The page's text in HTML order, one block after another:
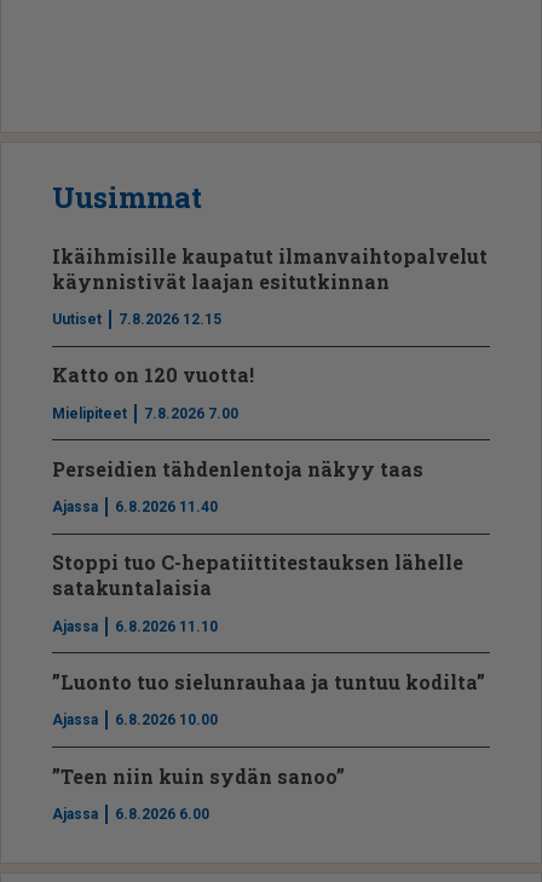
Uusimmat
Ikäihmisille kaupatut ilmanvaihtopalvelut
käynnistivät laajan esitutkinnan
Uutiset 7.8.2026 12.15
Katto on 120 vuotta!
Mielipiteet 7.8.2026 7.00
Perseidien tähdenlentoja näkyy taas
Ajassa 6.8.2026 11.40
Stoppi tuo C-hepatiit­ti­tes­tauksen lähelle
satakuntalaisia
Ajassa 6.8.2026 11.10
”Luonto tuo sielunrauhaa ja tuntuu kodilta”
Ajassa 6.8.2026 10.00
”Teen niin kuin sydän sanoo”
Ajassa 6.8.2026 6.00